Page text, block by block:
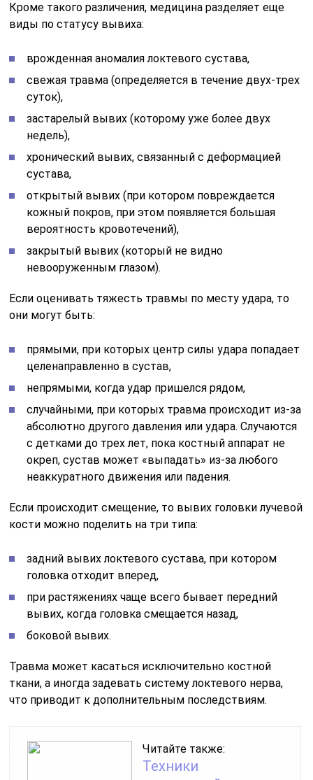
Кроме такого различения, медицина разделяет еще
виды по статусу вывиха:
врожденная аномалия локтевого сустава,
свежая травма (определяется в течение двух-трех
суток),
застарелый вывих (которому уже более двух
недель),
хронический вывих, связанный с деформацией
сустава,
открытый вывих (при котором повреждается
кожный покров, при этом появляется большая
вероятность кровотечений),
закрытый вывих (который не видно
невооруженным глазом).
Если оценивать тяжесть травмы по месту удара, то
они могут быть:
прямыми, при которых центр силы удара попадает
целенаправленно в сустав,
непрямыми, когда удар пришелся рядом,
случайными, при которых травма происходит из-за
абсолютно другого давления или удара. Случаются
с детками до трех лет, пока костный аппарат не
окреп, сустав может «выпадать» из-за любого
неаккуратного движения или падения.
Если происходит смещение, то вывих головки лучевой
кости можно поделить на три типа:
задний вывих локтевого сустава, при котором
головка отходит вперед,
при растяжениях чаще всего бывает передний
вывих, когда головка смещается назад,
боковой вывих.
Травма может касаться исключительно костной
ткани, а иногда задевать систему локтевого нерва,
что приводит к дополнительным последствиям.
Читайте также:
Техники